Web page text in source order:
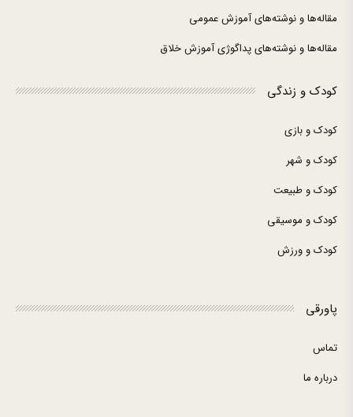
مقاله‌ها و نوشته‌های آموزش عمومی
مقاله‌ها و نوشته‌های پداگوژی آموزش خلاق
کودک و زندگی
کودک و بازی
کودک و شهر
کودک و طبیعت
کودک و موسیقی
کودک و ورزش
پاورقی
تماس
درباره ما